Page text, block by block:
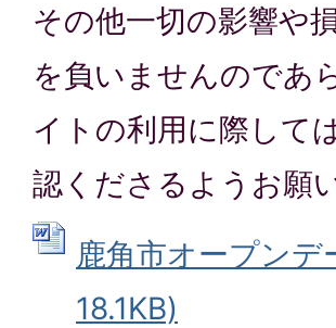
その他一切の影響や
を負いませんのであ
イトの利用に際して
認くださるようお願
鹿角市オープン
18.1KB)